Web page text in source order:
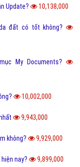
Update? 10,138,000
đất có tốt không?
My Documents?
10,002,000
9,943,000
không? 9,929,000
nay? 9,899,000